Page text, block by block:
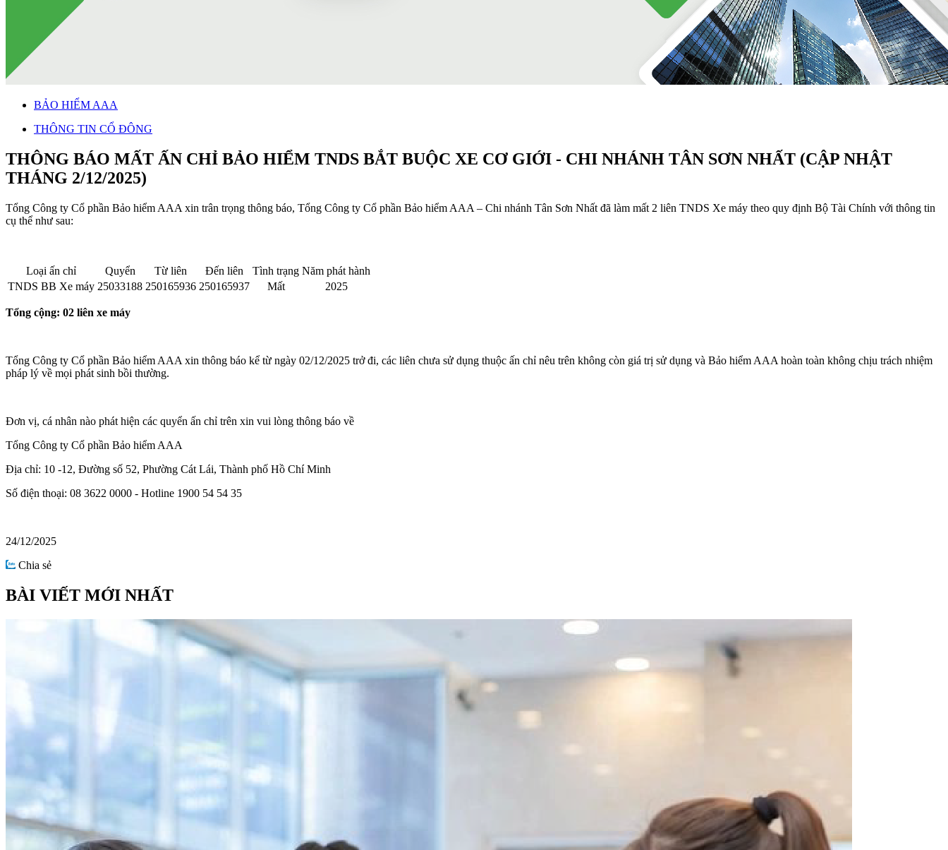
BẢO HIỂM AAA
THÔNG TIN CỔ ĐÔNG
THÔNG BÁO MẤT ẤN CHỈ BẢO HIỂM TNDS BẮT BUỘC XE CƠ GIỚI - CHI NHÁNH TÂN SƠN NHẤT (CẬP NHẬT
THÁNG 2/12/2025)
Tổng Công ty Cổ phần Bảo hiểm AAA xin trân trọng thông báo, Tổng Công ty Cổ phần Bảo hiểm AAA – Chi nhánh Tân Sơn Nhất đã làm mất 2 liên TNDS Xe máy theo quy định Bộ Tài Chính với thông tin
cụ thể như sau:
Loại ấn chỉ Quyển Từ liên Đến liên Tình trạng Năm phát hành
TNDS BB Xe máy 25033188 250165936 250165937 Mất 2025
Tổng cộng: 02 liên xe máy
Tổng Công ty Cổ phần Bảo hiểm AAA xin thông báo kể từ ngày 02/12/2025 trở đi, các liên chưa sử dụng thuộc ấn chỉ nêu trên không còn giá trị sử dụng và Bảo hiểm AAA hoàn toàn không chịu trách nhiệm
pháp lý về mọi phát sinh bồi thường.
Đơn vị, cá nhân nào phát hiện các quyển ấn chỉ trên xin vui lòng thông báo về
Tổng Công ty Cổ phần Bảo hiểm AAA
Địa chỉ: 10 -12, Đường số 52, Phường Cát Lái, Thành phố Hồ Chí Minh
Số điện thoại: 08 3622 0000 - Hotline 1900 54 54 35
24/12/2025
Chia sẻ
BÀI VIẾT MỚI NHẤT